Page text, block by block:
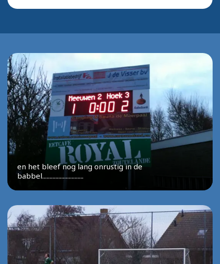
en het bleef nog lang onrustig in de
babbel............................